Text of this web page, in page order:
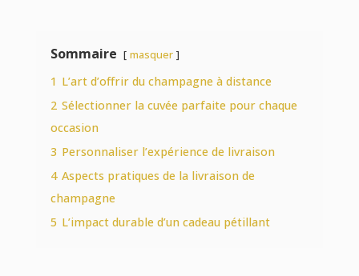
Sommaire masquer
1 L’art d’offrir du champagne à distance
2 Sélectionner la cuvée parfaite pour chaque
occasion
3 Personnaliser l’expérience de livraison
4 Aspects pratiques de la livraison de
champagne
5 L’impact durable d’un cadeau pétillant